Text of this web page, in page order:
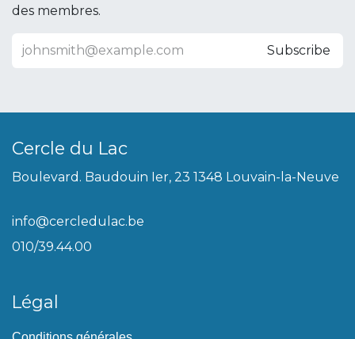
des membres.
Subscribe
Cercle du Lac
Boulevard. Baudouin Ier, 23 1348 Louvain-la-Neuve
info@cercledulac.be
010/39.44.00
Légal